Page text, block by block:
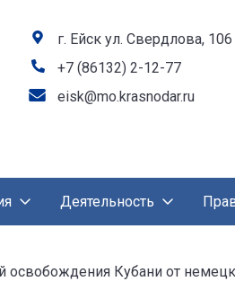
г. Ейск ул. Свердлова, 106
+7 (86132) 2-12-77
eisk@mo.krasnodar.ru
Деятельность
освобождения Кубани от